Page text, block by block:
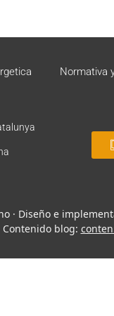
Normativa
· Diseño e
Contenido blog: